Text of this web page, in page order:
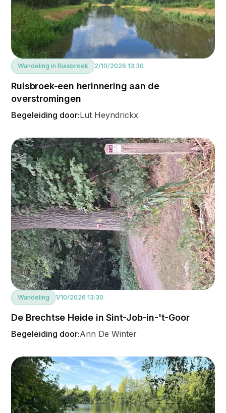
Wandeling in Ruisbroek 2/10/2026 13:30
Ruisbroek-een herinnering aan de
overstromingen
Begeleiding door:Lut Heyndrickx
Wandeling 1/10/2026 13:30
De Brechtse Heide in Sint-Job-in-'t-Goor
Begeleiding door:Ann De Winter